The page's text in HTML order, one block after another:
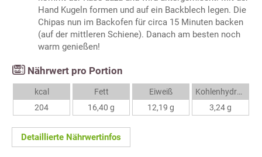
Hand Kugeln formen und auf ein Backblech legen. Die
Chipas nun im Backofen für circa 15 Minuten backen
(auf der mittleren Schiene). Danach am besten noch
warm genießen!
Nährwert pro Portion
kcal
204
Fett
16,40 g
Eiweiß
12,19 g
Kohlenhydrate
3,24 g
Detaillierte Nährwertinfos